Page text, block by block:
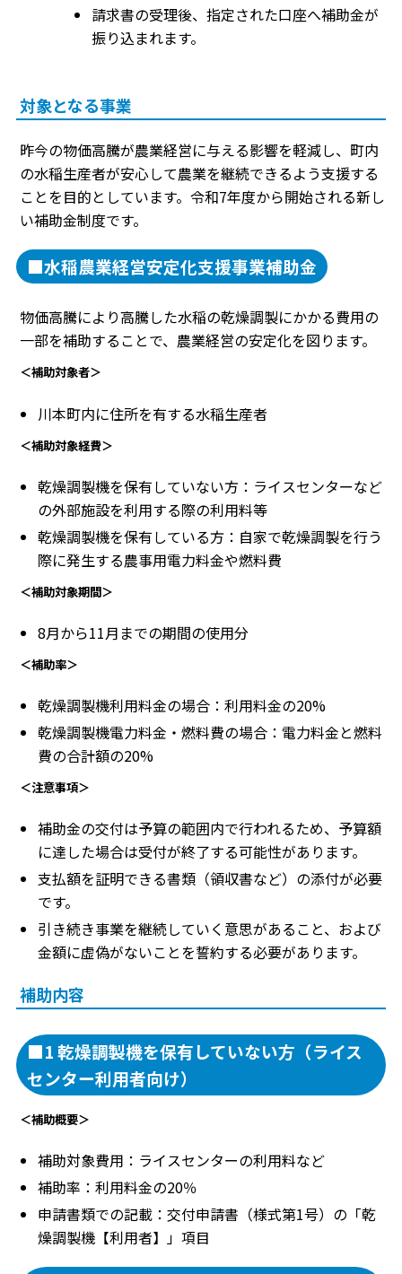
請求書の受理後、指定された口座へ補助金が
振り込まれます。
対象となる事業
昨今の物価高騰が農業経営に与える影響を軽減し、町内
の水稲生産者が安心して農業を継続できるよう支援する
ことを目的としています。令和7年度から開始される新し
い補助金制度です。
■水稲農業経営安定化支援事業補助金
物価高騰により高騰した水稲の乾燥調製にかかる費用の
一部を補助することで、農業経営の安定化を図ります。
＜補助対象者＞
川本町内に住所を有する水稲生産者
＜補助対象経費＞
乾燥調製機を保有していない方：ライスセンターなど
の外部施設を利用する際の利用料等
乾燥調製機を保有している方：自家で乾燥調製を行う
際に発生する農事用電力料金や燃料費
＜補助対象期間＞
8月から11月までの期間の使用分
＜補助率＞
乾燥調製機利用料金の場合：利用料金の20%
乾燥調製機電力料金・燃料費の場合：電力料金と燃料
費の合計額の20%
＜注意事項＞
補助金の交付は予算の範囲内で行われるため、予算額
に達した場合は受付が終了する可能性があります。
支払額を証明できる書類（領収書など）の添付が必要
です。
引き続き事業を継続していく意思があること、および
金額に虚偽がないことを誓約する必要があります。
補助内容
■1 乾燥調製機を保有していない方（ライス
センター利用者向け）
＜補助概要＞
補助対象費用：ライスセンターの利用料など
補助率：利用料金の20％
申請書類での記載：交付申請書（様式第1号）の「乾
燥調製機【利用者】」項目